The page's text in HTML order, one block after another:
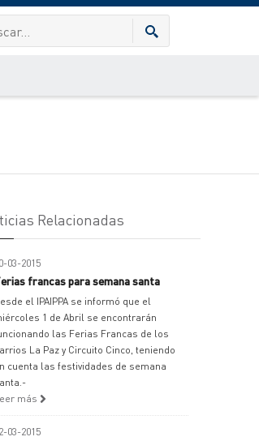
Relacionadas
03-2015
francas para semana santa
el IPAIPPA se informó que el
1 de Abril se encontrarán
las Ferias Francas de los
La Paz y Circuito Cinco, teniendo
cuenta las festividades de semana
más
03-2015